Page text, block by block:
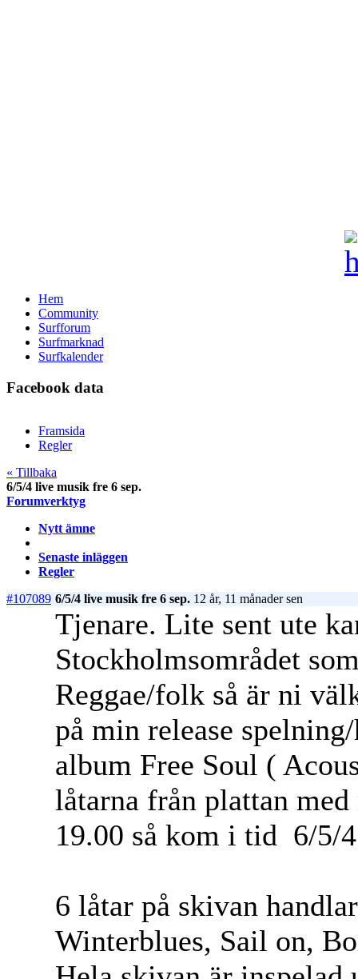
Hem
Community
Surfforum
Surfmarknad
Surfkalender
Facebook data
Framsida
Regler
« Tillbaka
6/5/4 live musik fre 6 sep.
Forumverktyg
Nytt ämne
Senaste inläggen
Regler
#107089 6/5/4 live musik fre 6 sep. 12 år, 11 månader sen
Tjenare. Lite sent ute
Stockholmsområdet
Reggae/folk så är ni
på min release
album Free Soul (
låtarna från plattan
19.00 så kom i tid 6/5/
6 låtar på skivan
Winterblues, Sail on,